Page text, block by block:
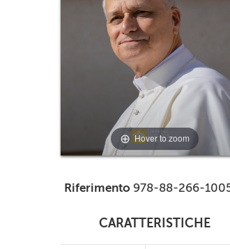
Hover to zoom
Riferimento 978-88-266-
CARATTERISTICHE